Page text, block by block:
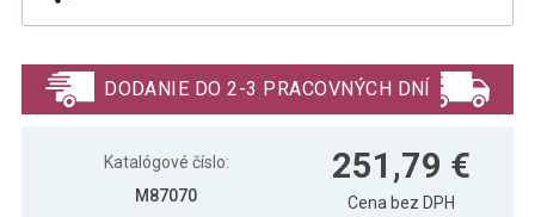
biely mat
čierny mat
256,79 €
DODANIE DO 2-3 PRACOVNÝCH DNÍ
Katalógové číslo:
M87070
251,79 €
Cena bez DPH